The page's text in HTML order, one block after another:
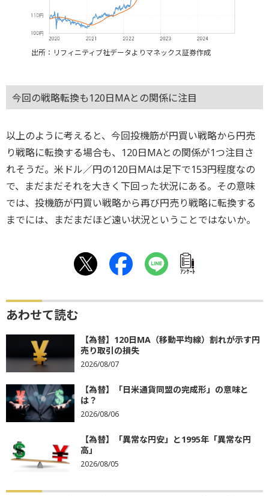
出所：リフィニティブ社データよりマネックス証券作成
今回の戦略転換も120日MAとの関係に注目
以上のように考えると、今回投機筋が円買い戦略から円売
り戦略に転換する場合も、120日MAとの関係が1つ注目さ
れそうだ。米ドル／円の120日MAは足下で153円程度なの
で、まだまだそれを大きく下回った状況にある。その意味
では、投機筋が円買い戦略から再び円売り戦略に転換する
までには、まだまだほど遠い状況ということではないか。
ｱﾝｹｰﾄ
あわせて読む
【為替】120日MA（移動平均線）割れが示す円
売り取引の損失
2026/08/07
【為替】「日米通貨同盟の完成形」の意味と
は？
2026/08/06
【為替】「異常な円安」と1995年「異常な円
高」
2026/08/05